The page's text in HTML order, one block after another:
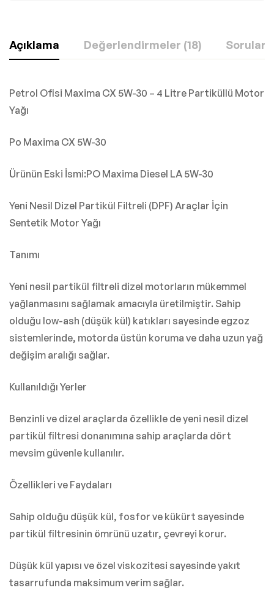
Açıklama Değerlendirmeler (18) Sorular
Petrol Ofisi Maxima CX 5W-30 – 4 Litre Partiküllü Motor
Yağı
Po Maxima CX 5W-30
Ürünün Eski İsmi:PO Maxima Diesel LA 5W-30
Yeni Nesil Dizel Partikül Filtreli (DPF) Araçlar İçin
Sentetik Motor Yağı
Tanımı
Yeni nesil partikül filtreli dizel motorların mükemmel
yağlanmasını sağlamak amacıyla üretilmiştir. Sahip
olduğu low-ash (düşük kül) katıkları sayesinde egzoz
sistemlerinde, motorda üstün koruma ve daha uzun yağ
değişim aralığı sağlar.
Kullanıldığı Yerler
Benzinli ve dizel araçlarda özellikle de yeni nesil dizel
partikül filtresi donanımına sahip araçlarda dört
mevsim güvenle kullanılır.
Özellikleri ve Faydaları
Sahip olduğu düşük kül, fosfor ve kükürt sayesinde
partikül filtresinin ömrünü uzatır, çevreyi korur.
Düşük kül yapısı ve özel viskozitesi sayesinde yakıt
tasarrufunda maksimum verim sağlar.